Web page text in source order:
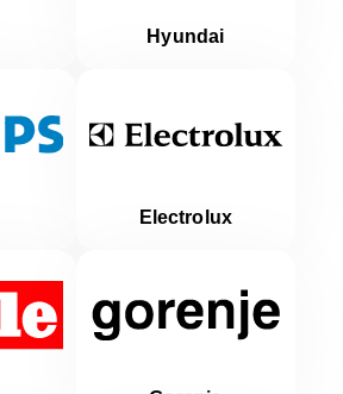
Hyundai
Electrolux